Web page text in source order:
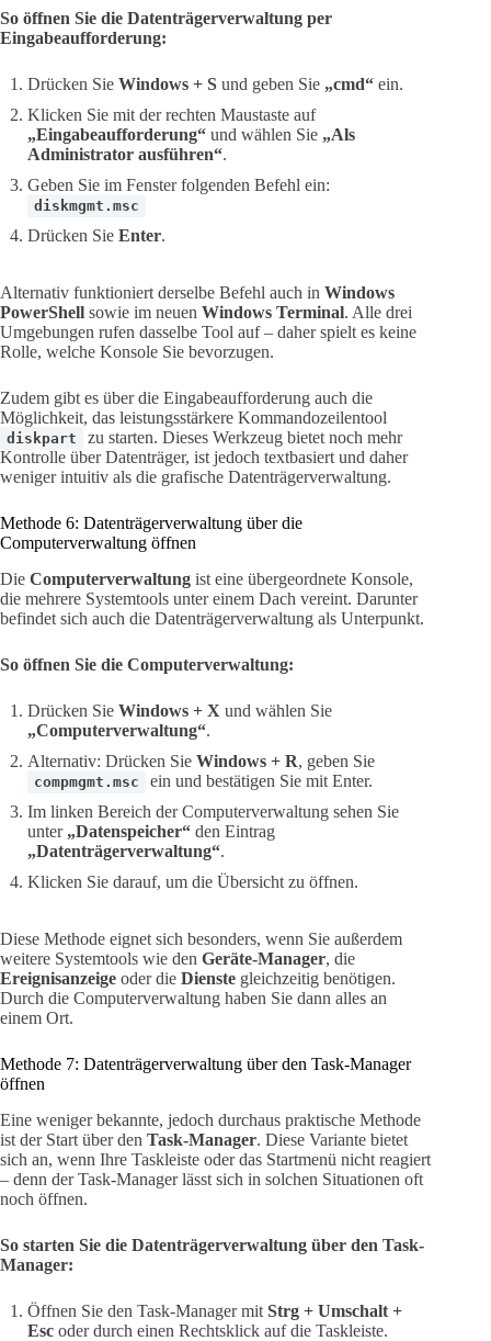
So öffnen Sie die Datenträgerverwaltung per
Eingabeaufforderung:
Drücken Sie Windows + S und geben Sie „cmd“ ein.
Klicken Sie mit der rechten Maustaste auf
„Eingabeaufforderung“ und wählen Sie „Als
Administrator ausführen“.
Geben Sie im Fenster folgenden Befehl ein:
diskmgmt.msc
Drücken Sie Enter.
Alternativ funktioniert derselbe Befehl auch in Windows
PowerShell sowie im neuen Windows Terminal. Alle drei
Umgebungen rufen dasselbe Tool auf – daher spielt es keine
Rolle, welche Konsole Sie bevorzugen.
Zudem gibt es über die Eingabeaufforderung auch die
Möglichkeit, das leistungsstärkere Kommandozeilentool
diskpart
zu starten. Dieses Werkzeug bietet noch mehr
Kontrolle über Datenträger, ist jedoch textbasiert und daher
weniger intuitiv als die grafische Datenträgerverwaltung.
Methode 6: Datenträgerverwaltung über die
Computerverwaltung öffnen
Die Computerverwaltung ist eine übergeordnete Konsole,
die mehrere Systemtools unter einem Dach vereint. Darunter
befindet sich auch die Datenträgerverwaltung als Unterpunkt.
So öffnen Sie die Computerverwaltung:
Drücken Sie Windows + X und wählen Sie
„Computerverwaltung“.
Alternativ: Drücken Sie Windows + R, geben Sie
compmgmt.msc
ein und bestätigen Sie mit Enter.
Im linken Bereich der Computerverwaltung sehen Sie
unter „Datenspeicher“ den Eintrag
„Datenträgerverwaltung“.
Klicken Sie darauf, um die Übersicht zu öffnen.
Diese Methode eignet sich besonders, wenn Sie außerdem
weitere Systemtools wie den Geräte-Manager, die
Ereignisanzeige oder die Dienste gleichzeitig benötigen.
Durch die Computerverwaltung haben Sie dann alles an
einem Ort.
Methode 7: Datenträgerverwaltung über den Task-Manager
öffnen
Eine weniger bekannte, jedoch durchaus praktische Methode
ist der Start über den Task-Manager. Diese Variante bietet
sich an, wenn Ihre Taskleiste oder das Startmenü nicht reagiert
– denn der Task-Manager lässt sich in solchen Situationen oft
noch öffnen.
So starten Sie die Datenträgerverwaltung über den Task-
Manager:
Öffnen Sie den Task-Manager mit Strg + Umschalt +
Esc oder durch einen Rechtsklick auf die Taskleiste.